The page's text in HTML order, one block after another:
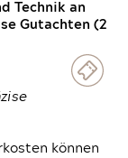
Technik an
Gutachten (2
können